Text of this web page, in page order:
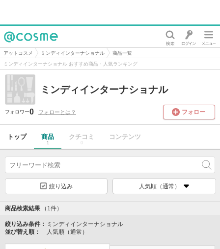
@cosme
アットコスメ ミンディインターナショナル
商品一覧
ミンディインターナショナル おすすめ商品・人気ランキング
ミンディインターナショナル
フォロワー0 フォローとは？ フォロー
トップ 商品
1
クチコミ
0
コンテンツ
絞り込み 人気順（通常）
商品検索結果 （1件）
絞り込み条件： ミンディインターナショナル
並び替え順：
人気順（通常）